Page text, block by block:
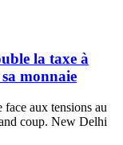
la taxe à
monnaie
face aux tensions au
coup. New Delhi